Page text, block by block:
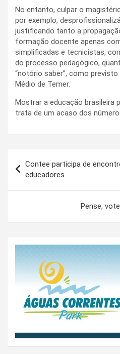
No entanto, culpar o
por exemplo,
justificando tanto a
formação docente apenas
simplificadas e tecnicistas,
do processo pedagógico,
“notório saber”, como
Médio de Temer.
Mostrar a educação brasileira
trata de um acaso dos
de
Post
Contee participa de
educadores
Pense,